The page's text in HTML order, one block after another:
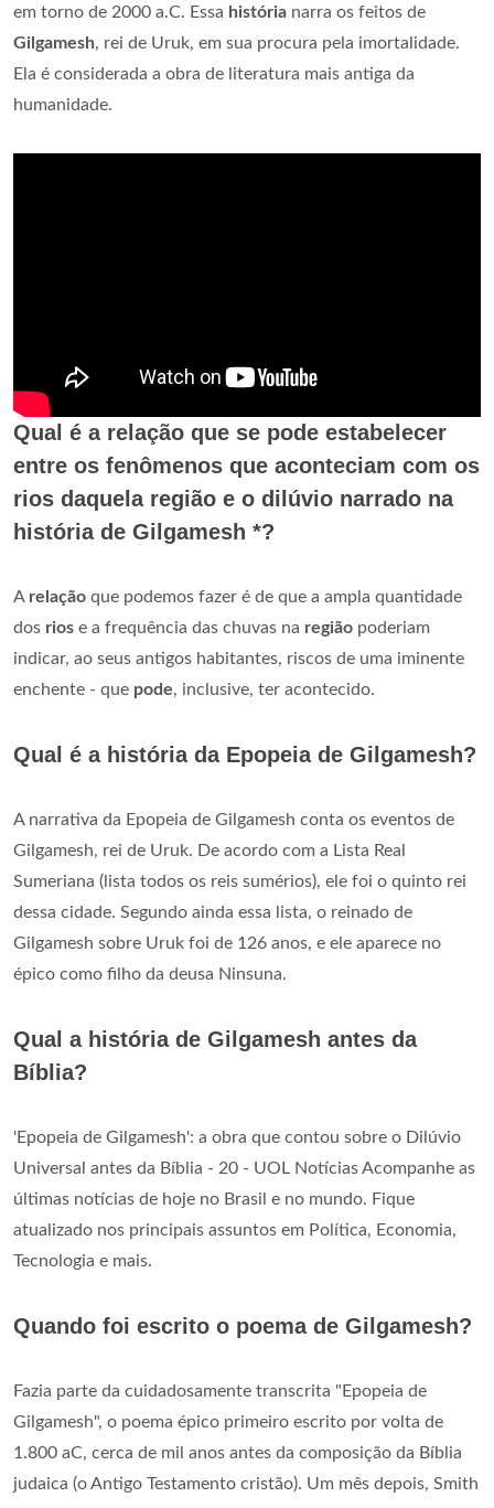
em torno de 2000 a.C. Essa história narra os feitos de
Gilgamesh, rei de Uruk, em sua procura pela imortalidade.
Ela é considerada a obra de literatura mais antiga da
humanidade.
Qual é a relação que se pode estabelecer
entre os fenômenos que aconteciam com os
rios daquela região e o dilúvio narrado na
história de Gilgamesh *?
A relação que podemos fazer é de que a ampla quantidade
dos rios e a frequência das chuvas na região poderiam
indicar, ao seus antigos habitantes, riscos de uma iminente
enchente - que pode, inclusive, ter acontecido.
Qual é a história da Epopeia de Gilgamesh?
A narrativa da Epopeia de Gilgamesh conta os eventos de
Gilgamesh, rei de Uruk. De acordo com a Lista Real
Sumeriana (lista todos os reis sumérios), ele foi o quinto rei
dessa cidade. Segundo ainda essa lista, o reinado de
Gilgamesh sobre Uruk foi de 126 anos, e ele aparece no
épico como filho da deusa Ninsuna.
Qual a história de Gilgamesh antes da
Bíblia?
'Epopeia de Gilgamesh': a obra que contou sobre o Dilúvio
Universal antes da Bíblia - 20 - UOL Notícias Acompanhe as
últimas notícias de hoje no Brasil e no mundo. Fique
atualizado nos principais assuntos em Política, Economia,
Tecnologia e mais.
Quando foi escrito o poema de Gilgamesh?
Fazia parte da cuidadosamente transcrita "Epopeia de
Gilgamesh", o poema épico primeiro escrito por volta de
1.800 aC, cerca de mil anos antes da composição da Bíblia
judaica (o Antigo Testamento cristão). Um mês depois, Smith